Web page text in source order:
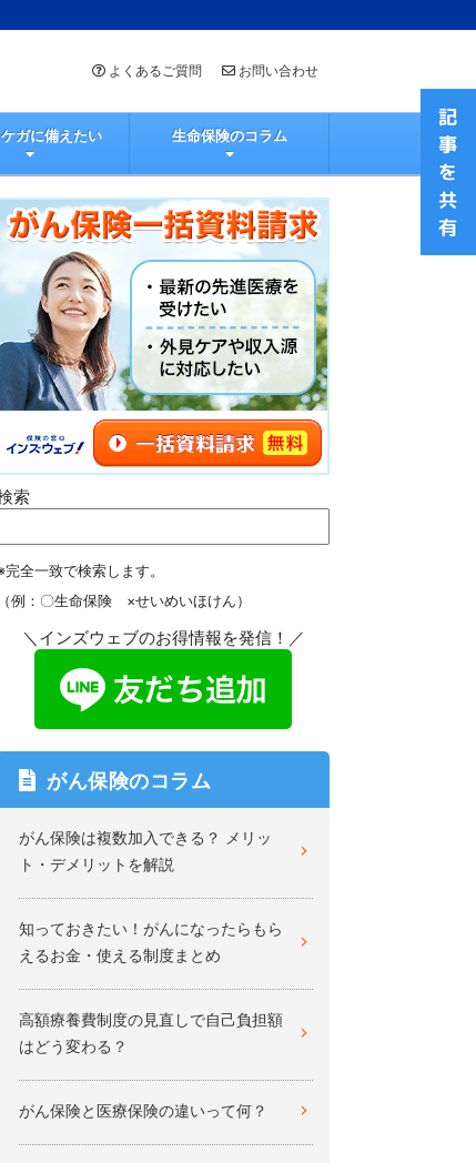
よくあるご質問 お問い合わせ
ガに備えたい 生命保険のコラム
索
完全一致で検索します。
（例：〇生命保険 ×せいめいほけん）
＼インズウェブのお得情報を発信！／
がん保険のコラム
がん保険は複数加入できる？ メリッ
ト・デメリットを解説
知っておきたい！がんになったらもら
えるお金・使える制度まとめ
高額療養費制度の見直しで自己負担額
はどう変わる？
がん保険と医療保険の違いって何？